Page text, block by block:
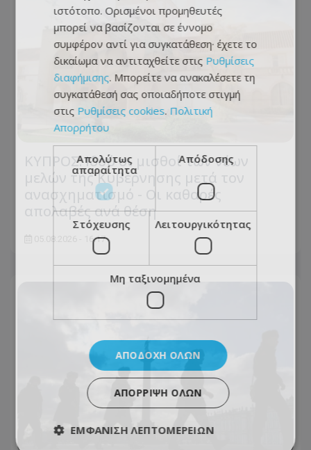
ΚΥΠΡΟΣ: Ιδού οι μισθοί των νέων
μελών της Κυβέρνησης μετά τον
ανασχηματισμό - Οι καθαρές
απολαβές ανά θέση
05.08.2026 - 16:17
ιστότοπο. Ορισμένοι προμηθευτές
μπορεί να βασίζονται σε έννομο
συμφέρον αντί για συγκατάθεση· έχετε το
δικαίωμα να αντιταχθείτε στις Ρυθμίσεις
διαφήμισης. Μπορείτε να ανακαλέσετε τη
συγκατάθεσή σας οποιαδήποτε στιγμή
στις Ρυθμίσεις cookies. Πολιτική
Απορρήτου
Απολύτως
απαραίτητα
Απόδοσης
Στόχευσης Λειτουργικότητας
Μη ταξινομημένα
ΑΠΟΔΟΧΉ ΌΛΩΝ
ΑΠΌΡΡΙΨΗ ΌΛΩΝ
ΕΜΦΆΝΙΣΗ ΛΕΠΤΟΜΕΡΕΙΏΝ